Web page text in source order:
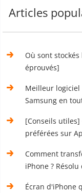
Articles
Où sont
éprouvés]
Meilleur logiciel
Samsung en
[Conseils
préférées sur
Comment
iPhone ?
Écran d'iPhone